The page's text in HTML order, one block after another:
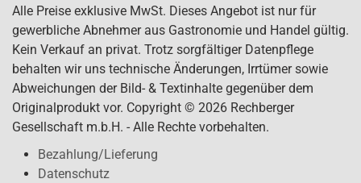
Alle Preise exklusive MwSt. Dieses Angebot ist nur für
gewerbliche Abnehmer aus Gastronomie und Handel gültig.
Kein Verkauf an privat. Trotz sorgfältiger Datenpflege
behalten wir uns technische Änderungen, Irrtümer sowie
Abweichungen der Bild- & Textinhalte gegenüber dem
Originalprodukt vor. Copyright © 2026 Rechberger
Gesellschaft m.b.H. - Alle Rechte vorbehalten.
Bezahlung/Lieferung
Datenschutz